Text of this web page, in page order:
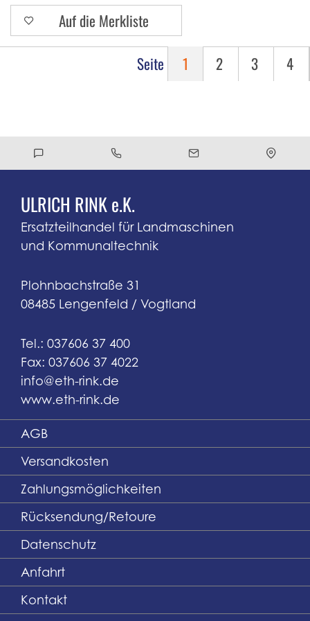
Auf die Merkliste
Seite 1 2 3 4
ULRICH RINK e.K.
Ersatzteilhandel für Landmaschinen
und Kommunaltechnik
Plohnbachstraße 31
08485 Lengenfeld / Vogtland
Tel.: 037606 37 400
Fax: 037606 37 4022
info@eth-rink.de
www.eth-rink.de
Versandkosten
Zahlungsmöglichkeiten
Rücksendung/Retoure
AGB
Datenschutz
Anfahrt
Kontakt